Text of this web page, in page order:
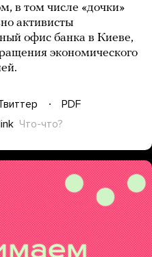
в том числе «дочки»
активисты
офис банка в Киеве,
экономического
PDF
Что-что?